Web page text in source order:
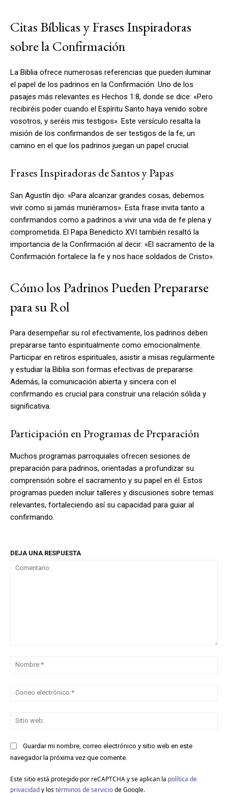
Citas Bíblicas y Frases Inspiradoras
sobre la Confirmación
La Biblia ofrece numerosas referencias que pueden iluminar
el papel de los padrinos en la Confirmación. Uno de los
pasajes más relevantes es Hechos 1:8, donde se dice: «Pero
recibiréis poder cuando el Espíritu Santo haya venido sobre
vosotros, y seréis mis testigos». Este versículo resalta la
misión de los confirmandos de ser testigos de la fe, un
camino en el que los padrinos juegan un papel crucial.
Frases Inspiradoras de Santos y Papas
San Agustín dijo: «Para alcanzar grandes cosas, debemos
vivir como si jamás muriéramos». Esta frase invita tanto a
confirmandos como a padrinos a vivir una vida de fe plena y
comprometida. El Papa Benedicto XVI también resaltó la
importancia de la Confirmación al decir: «El sacramento de la
Confirmación fortalece la fe y nos hace soldados de Cristo».
Cómo los Padrinos Pueden Prepararse
para su Rol
Para desempeñar su rol efectivamente, los padrinos deben
prepararse tanto espiritualmente como emocionalmente.
Participar en retiros espirituales, asistir a misas regularmente
y estudiar la Biblia son formas efectivas de prepararse.
Además, la comunicación abierta y sincera con el
confirmando es crucial para construir una relación sólida y
significativa.
Participación en Programas de Preparación
Muchos programas parroquiales ofrecen sesiones de
preparación para padrinos, orientadas a profundizar su
comprensión sobre el sacramento y su papel en él. Estos
programas pueden incluir talleres y discusiones sobre temas
relevantes, fortaleciendo así su capacidad para guiar al
confirmando.
DEJA UNA RESPUESTA
Guardar mi nombre, correo electrónico y sitio web en este
navegador la próxima vez que comente.
Este sitio está protegido por reCAPTCHA y se aplican la política de
privacidady los términos de serviciode Google.